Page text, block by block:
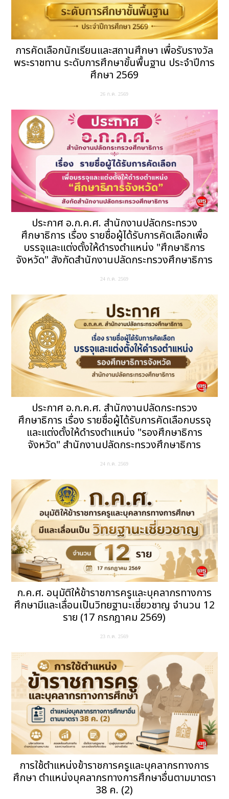
การคัดเลือกนักเรียนและสถานศึกษา เพื่อรับรางวัล
พระราชทาน ระดับการศึกษาขั้นพื้นฐาน ประจำปีการ
ศึกษา 2569
26 ก.ค. 2569
ประกาศ อ.ก.ค.ศ. สำนักงานปลัดกระทรวง
ศึกษาธิการ เรื่อง รายชื่อผู้ได้รับการคัดเลือกเพื่อ
บรรจุและแต่งตั้งให้ดำรงตำแหน่ง "ศึกษาธิการ
จังหวัด" สังกัดสำนักงานปลัดกระทรวงศึกษาธิการ
24 ก.ค. 2569
ประกาศ อ.ก.ค.ศ. สำนักงานปลัดกระทรวง
ศึกษาธิการ เรื่อง รายชื่อผู้ได้รับการคัดเลือกบรรจุ
และแต่งตั้งให้ดำรงตำแหน่ง "รองศึกษาธิการ
จังหวัด" สำนักงานปลัดกระทรวงศึกษาธิการ
24 ก.ค. 2569
ก.ค.ศ. อนุมัติให้ข้าราชการครูและบุคลากรทางการ
ศึกษามีและเลื่อนเป็นวิทยฐานะเชี่ยวชาญ จำนวน 12
ราย (17 กรกฎาคม 2569)
23 ก.ค. 2569
การใช้ตำแหน่งข้าราชการครูและบุคลากรทางการ
ศึกษา ตำแหน่งบุคลากรทางการศึกษาอื่นตามมาตรา
38 ค. (2)